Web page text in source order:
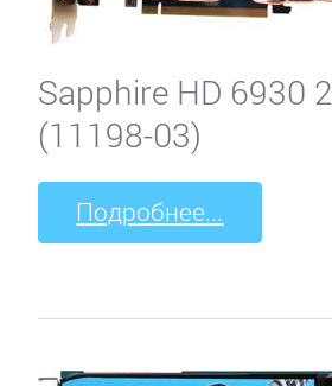
Sapphire HD 6930
(11198-03)
Подробнее...